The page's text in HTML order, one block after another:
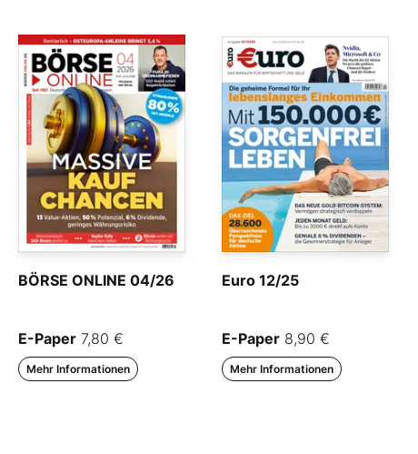
BÖRSE ONLINE 04/26
E-Paper 7,80 €
Mehr Informationen
Euro 12/25
E-Paper 8,90 €
Mehr Informationen